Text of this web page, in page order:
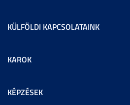
KÜLFÖLDI KAPCSOLATAINK
KAROK
KÉPZÉSEK